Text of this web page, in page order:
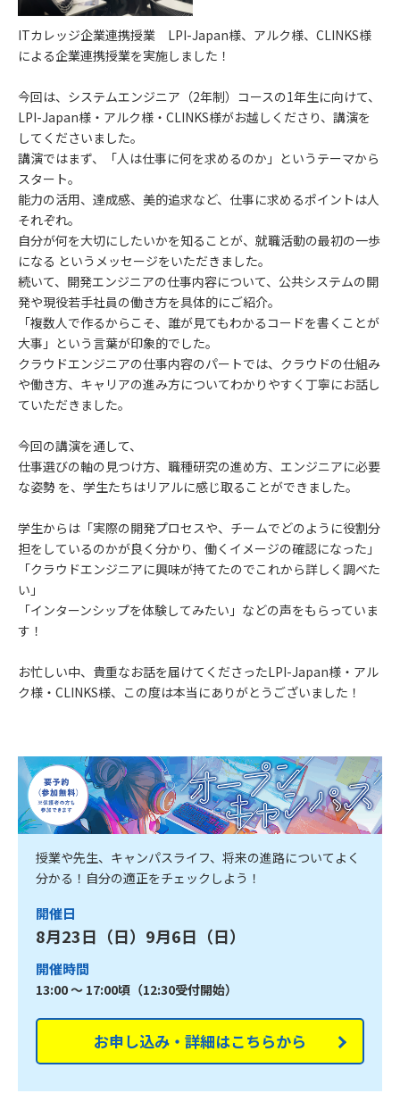
ITカレッジ企業連携授業 LPI-Japan様、アルク様、CLINKS様
による企業連携授業を実施しました！
今回は、システムエンジニア（2年制）コースの1年生に向けて、
LPI-Japan様・アルク様・CLINKS様がお越しくださり、講演を
してくださいました。
講演ではまず、「人は仕事に何を求めるのか」というテーマから
スタート。
能力の活用、達成感、美的追求など、仕事に求めるポイントは人
それぞれ。
自分が何を大切にしたいかを知ることが、就職活動の最初の一歩
になる というメッセージをいただきました。
続いて、開発エンジニアの仕事内容について、公共システムの開
発や現役若手社員の働き方を具体的にご紹介。
「複数人で作るからこそ、誰が見てもわかるコードを書くことが
大事」という言葉が印象的でした。
クラウドエンジニアの仕事内容のパートでは、クラウドの仕組み
や働き方、キャリアの進み方についてわかりやすく丁寧にお話し
ていただきました。
今回の講演を通して、
仕事選びの軸の見つけ方、職種研究の進め方、エンジニアに必要
な姿勢 を、学生たちはリアルに感じ取ることができました。
学生からは「実際の開発プロセスや、チームでどのように役割分
担をしているのかが良く分かり、働くイメージの確認になった」
「クラウドエンジニアに興味が持てたのでこれから詳しく調べた
い」
「インターンシップを体験してみたい」などの声をもらっていま
す！
お忙しい中、貴重なお話を届けてくださったLPI-Japan様・アル
ク様・CLINKS様、この度は本当にありがとうございました！
授業や先生、キャンパスライフ、将来の進路についてよく
分かる！自分の適正をチェックしよう！
開催日
8月23日（日）9月6日（日）
開催時間
13:00 ～ 17:00頃（12:30受付開始）
お申し込み・詳細はこちらから